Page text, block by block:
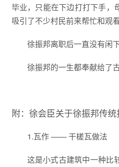
毕业，只能在下边打打下手，
吸引了不少村民前来帮忙和观
徐振邦离职后一直没有闲
徐振邦的一生都奉献给了
附：徐会臣关于徐振邦传
1.瓦作 —— 干槎瓦做法
这是小式古建筑中一种比